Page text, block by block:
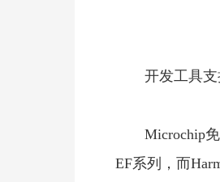
开发工
Microchip
EF系列，而